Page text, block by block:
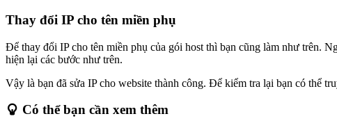
Thay đổi IP cho tên miền phụ
Để thay đổi IP cho tên miền phụ của gói host thì bạn cũng làm như trên.
hiện lại các bước như trên.
Vậy là bạn đã sửa IP cho website thành công. Để kiểm tra lại bạn có thể
Có thể bạn cần xem thêm